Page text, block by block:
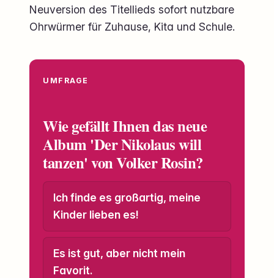
Neuversion des Titellieds sofort nutzbare
Ohrwürmer für Zuhause, Kita und Schule.
UMFRAGE
Wie gefällt Ihnen das neue
Album 'Der Nikolaus will
tanzen' von Volker Rosin?
Ich finde es großartig, meine
Kinder lieben es!
Es ist gut, aber nicht mein
Favorit.